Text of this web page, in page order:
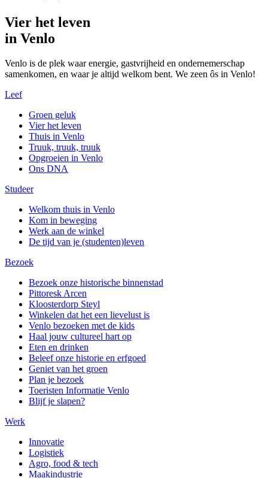
Vier het leven
in Venlo
Venlo is de plek waar energie, gastvrijheid en ondernemerschap
samenkomen, en waar je altijd welkom bent. We zeen ôs in Venlo!
Leef
Groen geluk
Vier het leven
Thuis in Venlo
Truuk, truuk, truuk
Opgroeien in Venlo
Ons DNA
Studeer
Welkom thuis in Venlo
Kom in beweging
Werk aan de winkel
De tijd van je (studenten)leven
Bezoek
Bezoek onze historische binnenstad
Pittoresk Arcen
Kloosterdorp Steyl
Winkelen dat het een lievelust is
Venlo bezoeken met de kids
Haal jouw cultureel hart op
Eten en drinken
Beleef onze historie en erfgoed
Geniet van het groen
Plan je bezoek
Toeristen Informatie Venlo
Blijf je slapen?
Werk
Innovatie
Logistiek
Agro, food & tech
Maakindustrie